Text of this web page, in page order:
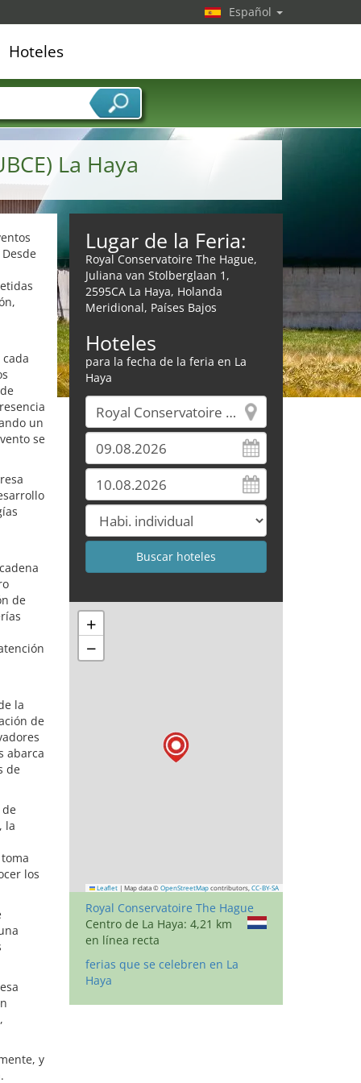
La Haya
un
se
de
la
de
abarca
de
de
la
los
y
Lugar de la Feria:
Royal Conservatoire The Hague,
Juliana van Stolberglaan 1,
2595CA La Haya, Holanda
Meridional, Países Bajos
Hoteles
para la fecha de la feria en La
Haya
+
−
Leaflet | Map data © OpenStreetMap contributors, CC-BY-SA
Royal Conservatoire The Hague
Centro de La Haya: 4,21 km
en línea recta
ferias que se celebren en La
Haya
Español
Hoteles
de servicios